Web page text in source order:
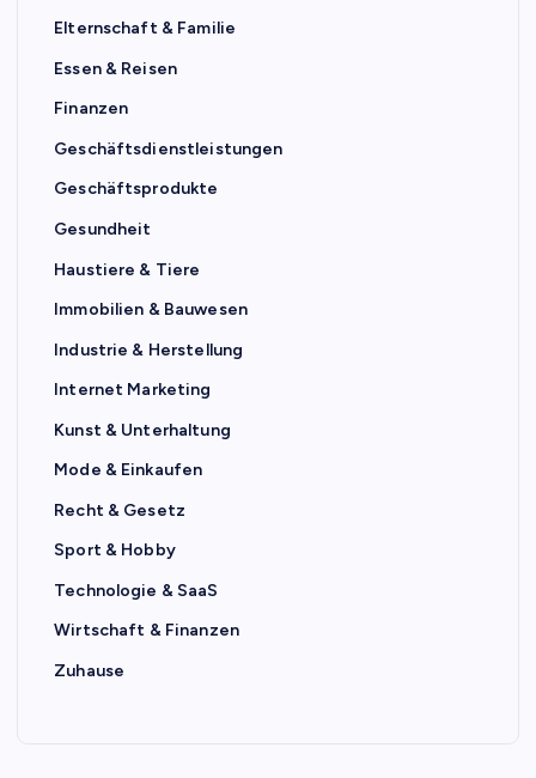
Elternschaft & Familie
Essen & Reisen
Finanzen
Geschäftsdienstleistungen
Geschäftsprodukte
Gesundheit
Haustiere & Tiere
Immobilien & Bauwesen
Industrie & Herstellung
Internet Marketing
Kunst & Unterhaltung
Mode & Einkaufen
Recht & Gesetz
Sport & Hobby
Technologie & SaaS
Wirtschaft & Finanzen
Zuhause